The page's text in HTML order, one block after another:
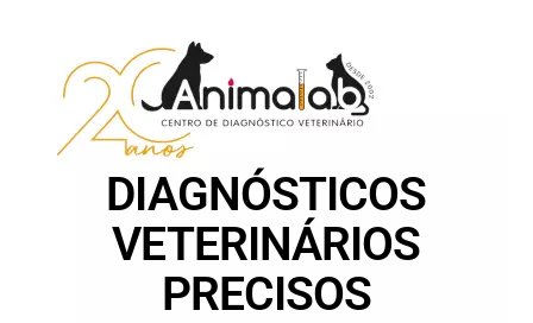
DIAGNÓSTICOS
VETERINÁRIOS
PRECISOS